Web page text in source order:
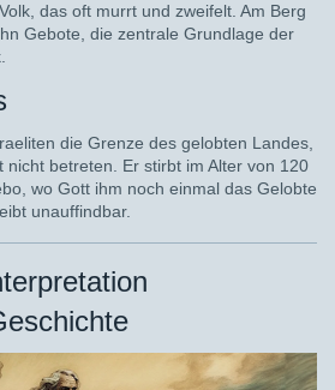
das oft murrt und zweifelt. Am Berg
Gebote, die zentrale Grundlage der
die Grenze des gelobten Landes,
nicht betreten. Er stirbt im Alter von 120
wo Gott ihm noch einmal das Gelobte
unauffindbar.
Interpretation